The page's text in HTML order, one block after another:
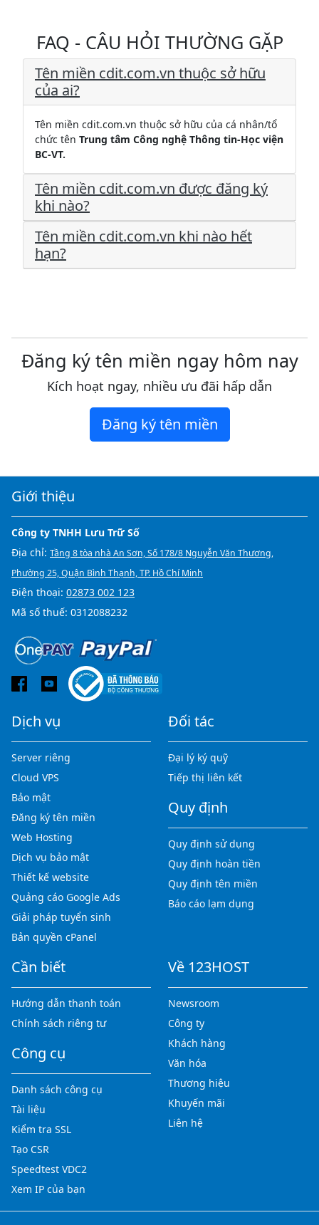
FAQ - CÂU HỎI THƯỜNG GẶP
Tên miền cdit.com.vn thuộc sở hữu
của ai?
Tên miền cdit.com.vn thuộc sở hữu của cá nhân/tổ
chức tên Trung tâm Công nghệ Thông tin-Học viện
BC-VT.
Tên miền cdit.com.vn được đăng ký
khi nào?
Tên miền cdit.com.vn khi nào hết
hạn?
Đăng ký tên miền ngay hôm nay
Kích hoạt ngay, nhiều ưu đãi hấp dẫn
Đăng ký tên miền
Giới thiệu
Công ty TNHH Lưu Trữ Số
Địa chỉ: Tầng 8 tòa nhà An Sơn, Số 178/8 Nguyễn Văn Thương,
Phường 25, Quận Bình Thạnh, TP. Hồ Chí Minh
Điện thoại: 02873 002 123
Mã số thuế: 0312088232
Dịch vụ
Server riêng
Cloud VPS
Bảo mật
Đăng ký tên miền
Web Hosting
Dịch vụ bảo mật
Thiết kế website
Quảng cáo Google Ads
Giải pháp tuyển sinh
Bản quyền cPanel
Đối tác
Đại lý ký quỹ
Tiếp thị liên kết
Quy định
Quy định sử dụng
Quy định hoàn tiền
Quy định tên miền
Báo cáo lạm dụng
Cần biết
Hướng dẫn thanh toán
Chính sách riêng tư
Công cụ
Danh sách công cụ
Tài liệu
Kiểm tra SSL
Tạo CSR
Speedtest VDC2
Xem IP của bạn
Về 123HOST
Newsroom
Công ty
Khách hàng
Văn hóa
Thương hiệu
Khuyến mãi
Liên hệ